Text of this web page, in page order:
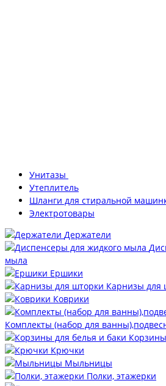
Унитазы
Утеплитель
Шланги для стиральной
Электротовары
Держатели
мыла
Ершики
Карнизы для
Коврики
Комплекты (набор для
Крючки
Мыльницы
Полки, этажерки